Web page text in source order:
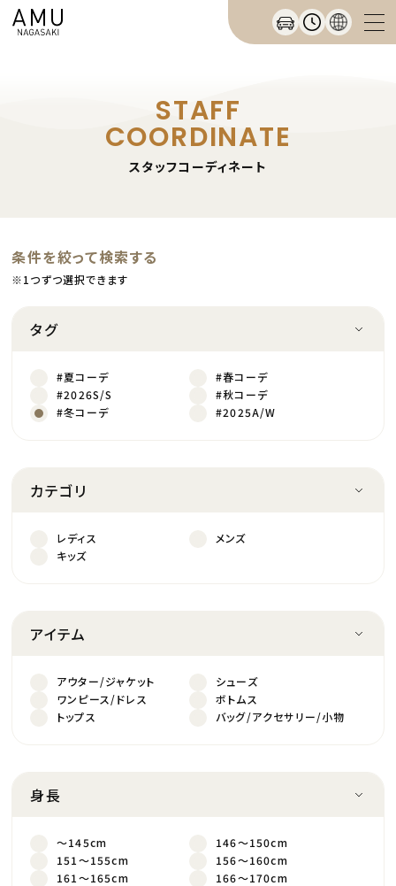
STAFF
COORDINATE
スタッフコーディネート
条件を絞って検索する
※1つずつ選択できます
タグ
#夏コーデ
#春コーデ
#2026S/S
#秋コーデ
#冬コーデ
#2025A/W
カテゴリ
レディス
メンズ
キッズ
アイテム
アウター/ジャケット
シューズ
ワンピース/ドレス
ボトムス
トップス
バッグ/アクセサリー/小物
身長
～145cm
146～150cm
151～155cm
156～160cm
161～165cm
166～170cm